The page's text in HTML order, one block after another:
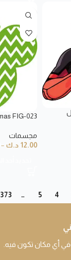
مجسمات
12.00 د.ك –
4
5
…
373
أي مكان تكون فيه.